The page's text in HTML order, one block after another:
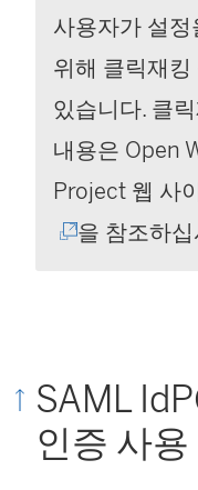
사용자가 설
위해 클릭재
있습니다. 클
내용은 Open
Project 웹 사
을 참조하
SAML
인증 사용